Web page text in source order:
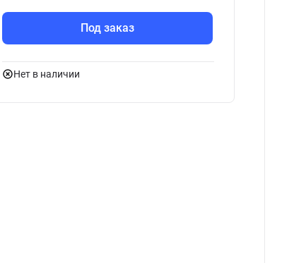
Под заказ
Нет в наличии